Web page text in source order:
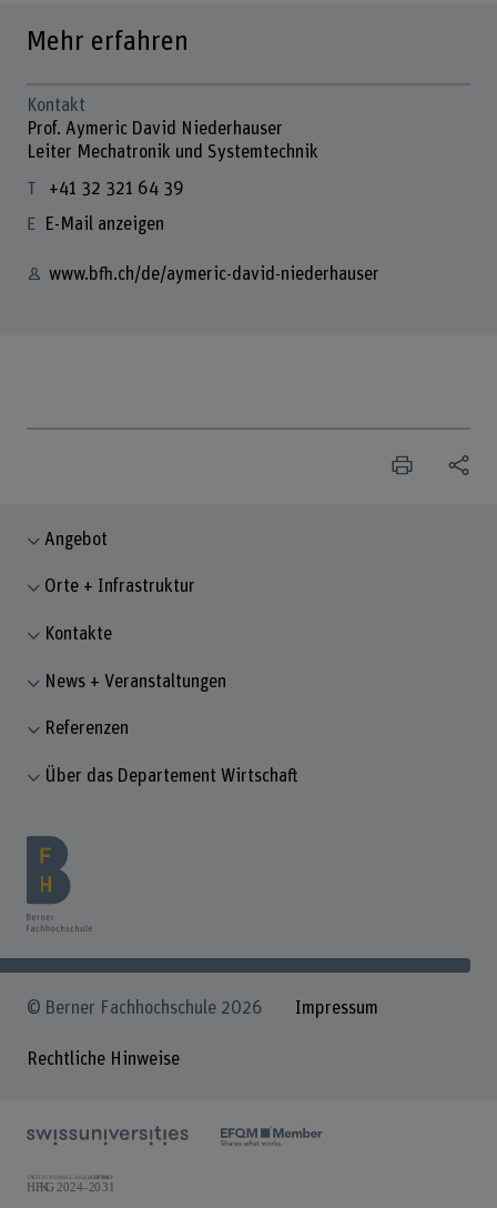
Mehr erfahren
Kontakt
Prof. Aymeric David Niederhauser
Leiter Mechatronik und Systemtechnik
+41 32 321 64 39
E-Mail anzeigen
www.bfh.ch/de/aymeric-david-niederhauser
Angebot
Orte + Infrastruktur
Kontakte
News + Veranstaltungen
Referenzen
Über das Departement Wirtschaft
© Berner Fachhochschule 2026 Impressum
Rechtliche Hinweise